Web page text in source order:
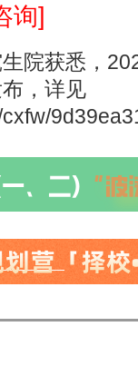
询]
院获悉，
，详见